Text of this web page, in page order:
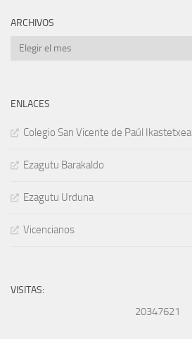
ARCHIVOS
Archivos
ENLACES
Colegio San Vicente de Paúl Ikastetxea
Ezagutu Barakaldo
Ezagutu Urduna
Vicencianos
VISITAS:
20347621